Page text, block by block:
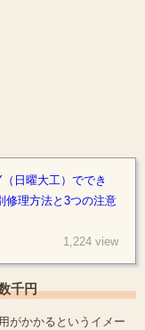
日曜大工）ででき
修理方法と3つの注意
1,224 view
千円
がかかるというイメー